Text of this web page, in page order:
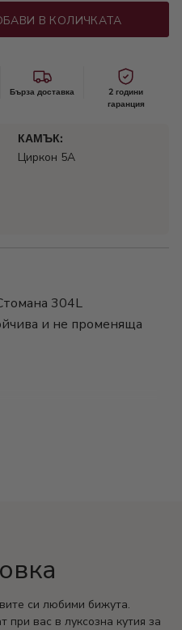
В КОЛИЧКАТА
Бърза доставка
2 години
гаранция
КАМЪК:
Циркон 5А
304L
и не променяща
си любими бижута.
при вас в луксозна кутия за